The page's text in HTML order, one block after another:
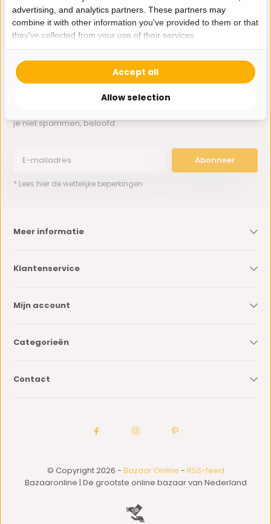
0162-231130
klantenservice@bazaaronline.nl
je niet spammen, beloofd.
Abonneer
* Lees hier de wettelijke beperkingen
Meer informatie
Klantenservice
Mijn account
Categorieën
Contact
© Copyright 2026 - Bazaar Online - RSS-feed
Bazaaronline | De grootste online bazaar van Nederland
advertising, and analytics partners. These partners may
combine it with other information you've provided to them or that
they've collected from your use of their services.
Allow selection
Accept all